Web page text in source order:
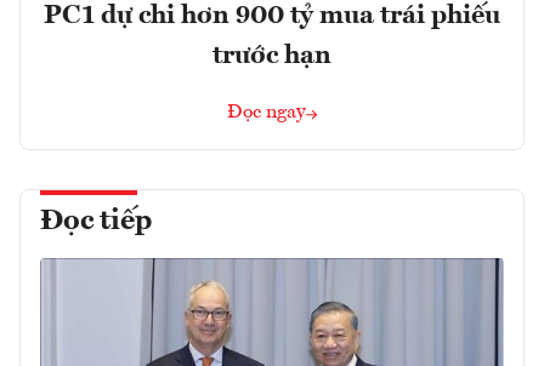
PC1 dự chi hơn 900 tỷ mua trái phiếu
trước hạn
Đọc ngay
Đọc tiếp